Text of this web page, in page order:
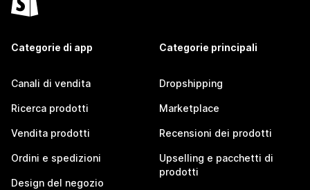
Categorie di app
Canali di vendita
Ricerca prodotti
Vendita prodotti
Ordini e spedizioni
Design del negozio
Categorie principali
Dropshipping
Marketplace
Recensioni dei prodotti
Upselling e pacchetti di
prodotti